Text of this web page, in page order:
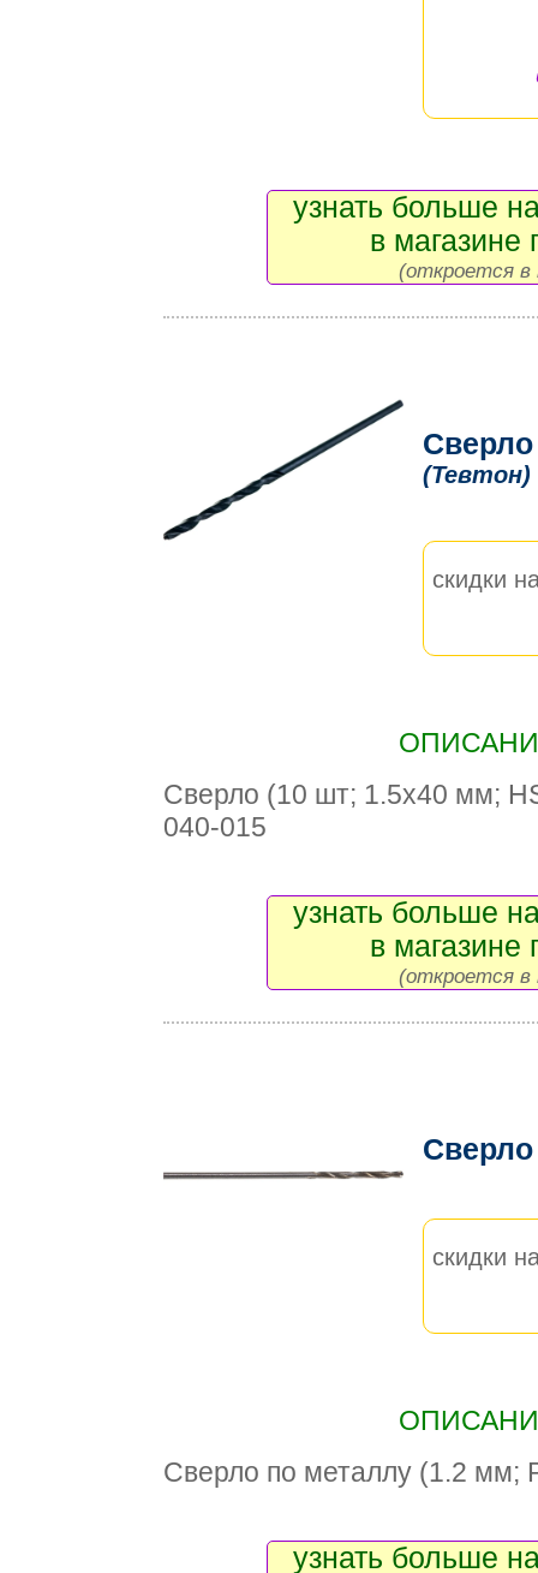
узнать больше
в магазине
(откроется в
(Тевтон)
скидки
Сверло (10 шт; 1.5х40 мм;
040-015
узнать больше
в магазине
(откроется в
скидки
Сверло по металлу (1.2 мм;
узнать больше